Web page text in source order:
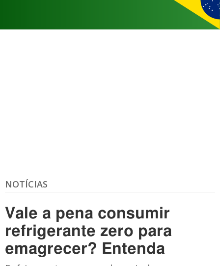
NOTÍCIAS
Vale a pena consumir
refrigerante zero para
emagrecer? Entenda